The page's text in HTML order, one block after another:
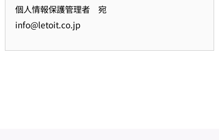
個人情報保護管理者 宛
info@letoit.co.jp